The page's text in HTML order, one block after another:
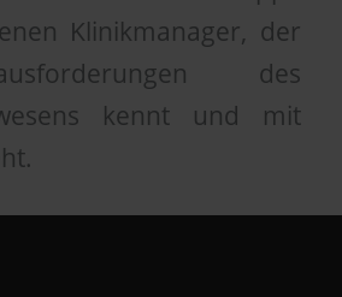
Klinikmanager, der
des
kennt und mit